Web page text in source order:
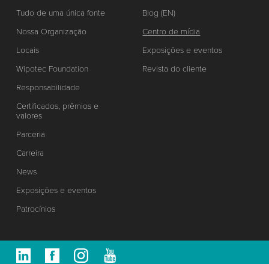
Tudo de uma única fonte
Nossa Organização
Locais
Wipotec Foundation
Responsabilidade
Certificados, prêmios e
valores
Parceria
Carreira
News
Exposições e eventos
Patrocínios
Blog (EN)
Centro de mídia
Exposições e eventos
Revista do cliente